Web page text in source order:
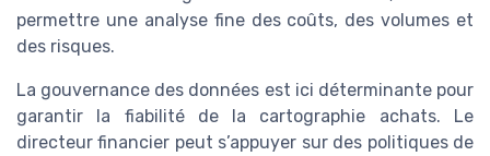
permettre une analyse fine des coûts, des volumes et
des risques.
La gouvernance des données est ici déterminante pour
garantir la fiabilité de la cartographie achats. Le
directeur financier peut s’appuyer sur des politiques de